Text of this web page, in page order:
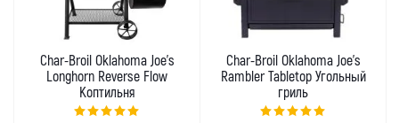
Char-Broil Oklahoma Joe's
Longhorn Reverse Flow
Коптильня
Char-Broil Oklahoma Joe's
Rambler Tabletop Угольный
гриль